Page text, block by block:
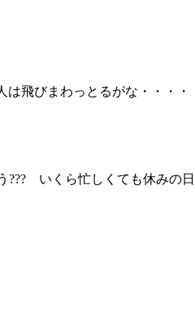
飛びまわっとるがな・・・・
??? いくら忙しくても休みの